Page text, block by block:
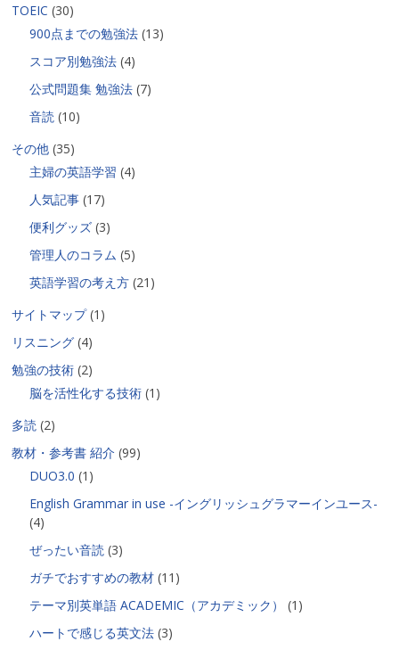
TOEIC (30)
900点までの勉強法 (13)
スコア別勉強法 (4)
公式問題集 勉強法 (7)
音読 (10)
その他 (35)
主婦の英語学習 (4)
人気記事 (17)
便利グッズ (3)
管理人のコラム (5)
英語学習の考え方 (21)
サイトマップ(1)
リスニング (4)
勉強の技術 (2)
脳を活性化する技術 (1)
多読 (2)
教材・参考書 紹介 (99)
DUO3.0 (1)
English Grammar in use -イングリッシュグラマーインユース-
(4)
ぜったい音読 (3)
ガチでおすすめの教材 (11)
テーマ別英単語 ACADEMIC（アカデミック）
(1)
ハートで感じる英文法 (3)